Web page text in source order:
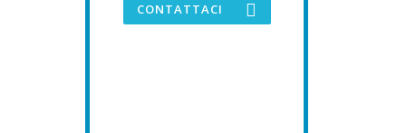
CONTATTACI